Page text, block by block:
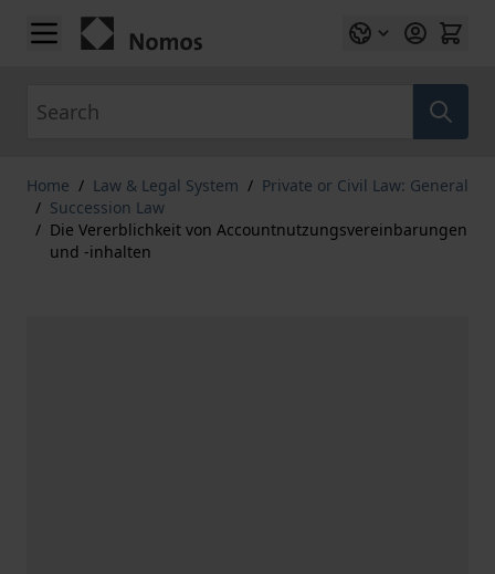
Skip to Content
Home / Law & Legal System / Private or Civil Law: General
/ Succession Law
/ Die Vererblichkeit von Accountnutzungsvereinbarungen
und -inhalten